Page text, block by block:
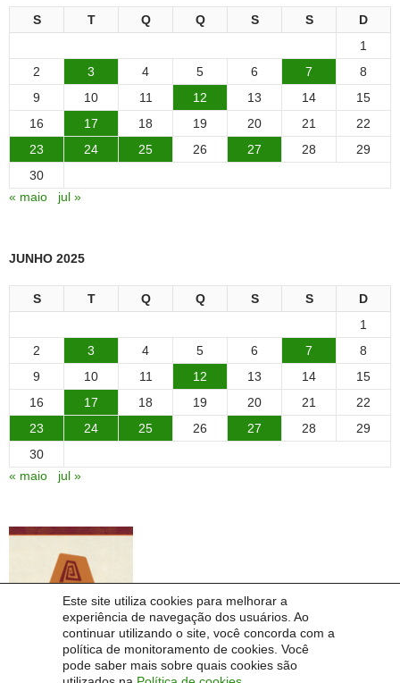
Este site utiliza cookies para melhorar a
experiência de navegação dos usuários. Ao
continuar utilizando o site, você concorda com a
política de monitoramento de cookies. Você
pode saber mais sobre quais cookies são
S T Q Q S S
D
1
2
3 4 5 6 7
8
9
10 11 12 13 14
15
16
17 18 19 20 21
22
23
24 25 26 27 28
29
30
« maio
jul »
JUNHO 2025
S T Q Q S S
D
1
2
3 4 5 6 7
8
9
10 11 12 13 14
15
16
17 18 19 20 21
22
23
24 25 26 27 28
29
30
« maio
jul »